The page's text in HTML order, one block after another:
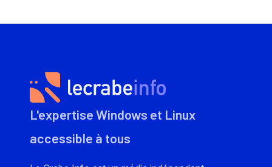
L'expertise Windows et Linux
accessible à tous